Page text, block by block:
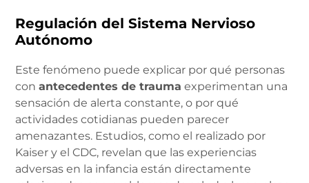
Regulación del Sistema Nervioso
Autónomo
Este fenómeno puede explicar por qué personas
conantecedentes de trauma experimentan una
sensación de alerta constante, o por qué
actividades cotidianas pueden parecer
amenazantes. Estudios, como el realizado por
Kaiser y el CDC, revelan que las experiencias
adversas en la infancia están directamente